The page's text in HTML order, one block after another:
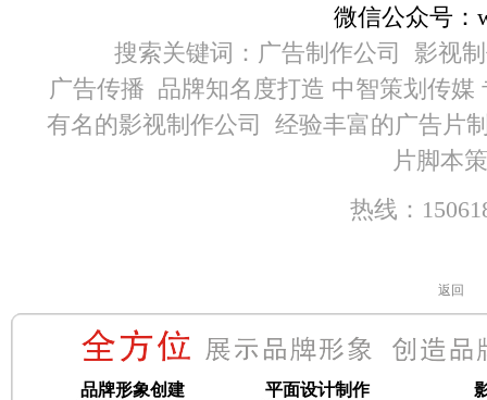
微信公众号：
搜索关键词：广告制作公司 影
广告传播 品牌知名度打造 中智策划传
有名的影视制作公司 经验丰富的广告片
片脚本
热线：
返回
品牌形象创建 平面设计制作